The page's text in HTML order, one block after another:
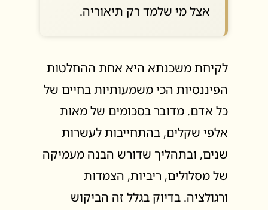
אצל מי שלמד רק תיאוריה.
לקיחת משכנתא היא אחת ההחלטות
הפיננסיות הכי משמעותיות בחיים של
כל אדם. מדובר בסכומים של מאות
אלפי שקלים, בהתחייבות לעשרות
שנים, ובתהליך שדורש הבנה מעמיקה
של מסלולים, ריביות, הצמדות
ורגולציה. בדיוק בגלל זה הביקוש